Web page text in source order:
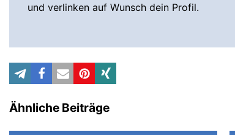
und verlinken auf Wunsch dein Profil.
Ähnliche Beiträge